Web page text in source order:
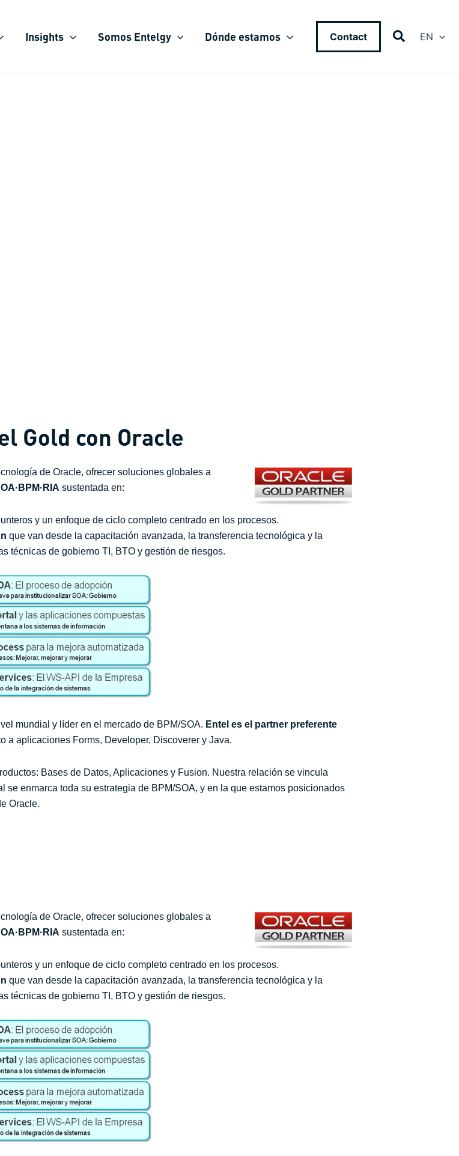
Insights Somos Entelgy Dónde estamos Contact EN
Gold con Oracle
de Oracle, ofrecer soluciones globales a
sustentada en:
y un enfoque de ciclo completo centrado en los procesos.
que van desde la capacitación avanzada, la transferencia tecnológica y la
técnicas de gobierno TI, BTO y gestión de riesgos.
mundial y líder en el mercado de BPM/SOA. Entel es el partner preferente
a aplicaciones Forms, Developer, Discoverer y Java.
Bases de Datos, Aplicaciones y Fusion. Nuestra relación se vincula
enmarca toda su estrategia de BPM/SOA, y en la que estamos posicionados
Oracle.
de Oracle, ofrecer soluciones globales a
sustentada en:
y un enfoque de ciclo completo centrado en los procesos.
que van desde la capacitación avanzada, la transferencia tecnológica y la
técnicas de gobierno TI, BTO y gestión de riesgos.